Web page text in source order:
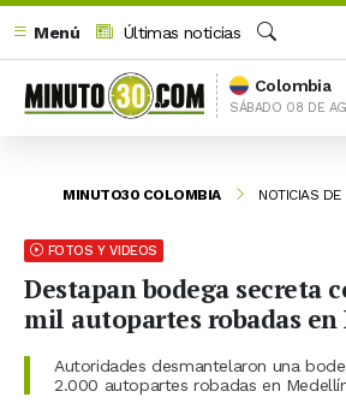
Menú
Últimas noticias
Buscar
Colombia
SÁBADO 08 DE
MINUTO30 COLOMBIA NOTICIAS DE
FOTOS Y VIDEOS
Destapan bodega secreta
mil autopartes robadas
Autoridades desmantelaron una
2.000 autopartes robadas en